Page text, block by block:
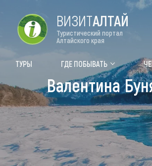
Форум VISIT ALTAI
Туры
ВИЗИТАЛТАЙ
Туристический портал
Алтайского края
ТУРЫ ГДЕ ПОБЫВАТЬ
Валентина